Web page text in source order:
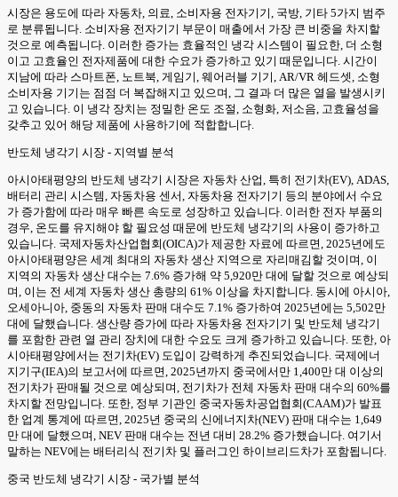
시장은 용도에 따라 자동차, 의료, 소비자용 전자기기, 국방, 기타 5가지 범주
로 분류됩니다. 소비자용 전자기기 부문이 매출에서 가장 큰 비중을 차지할
것으로 예측됩니다. 이러한 증가는 효율적인 냉각 시스템이 필요한, 더 소형
이고 고효율인 전자제품에 대한 수요가 증가하고 있기 때문입니다. 시간이
지남에 따라 스마트폰, 노트북, 게임기, 웨어러블 기기, AR/VR 헤드셋, 소형
소비자용 기기는 점점 더 복잡해지고 있으며, 그 결과 더 많은 열을 발생시키
고 있습니다. 이 냉각 장치는 정밀한 온도 조절, 소형화, 저소음, 고효율성을
갖추고 있어 해당 제품에 사용하기에 적합합니다.
반도체 냉각기 시장 - 지역별 분석
아시아태평양의 반도체 냉각기 시장은 자동차 산업, 특히 전기차(EV), ADAS,
배터리 관리 시스템, 자동차용 센서, 자동차용 전자기기 등의 분야에서 수요
가 증가함에 따라 매우 빠른 속도로 성장하고 있습니다. 이러한 전자 부품의
경우, 온도를 유지해야 할 필요성 때문에 반도체 냉각기의 사용이 증가하고
있습니다. 국제자동차산업협회(OICA)가 제공한 자료에 따르면, 2025년에도
아시아태평양은 세계 최대의 자동차 생산 지역으로 자리매김할 것이며, 이
지역의 자동차 생산 대수는 7.6% 증가해 약 5,920만 대에 달할 것으로 예상되
며, 이는 전 세계 자동차 생산 총량의 61% 이상을 차지합니다. 동시에 아시아,
오세아니아, 중동의 자동차 판매 대수도 7.1% 증가하여 2025년에는 5,502만
대에 달했습니다. 생산량 증가에 따라 자동차용 전자기기 및 반도체 냉각기
를 포함한 관련 열 관리 장치에 대한 수요도 크게 증가하고 있습니다. 또한, 아
시아태평양에서는 전기차(EV) 도입이 강력하게 추진되었습니다. 국제에너
지기구(IEA)의 보고서에 따르면, 2025년까지 중국에서만 1,400만 대 이상의
전기차가 판매될 것으로 예상되며, 전기차가 전체 자동차 판매 대수의 60%를
차지할 전망입니다. 또한, 정부 기관인 중국자동차공업협회(CAAM)가 발표
한 업계 통계에 따르면, 2025년 중국의 신에너지차(NEV) 판매 대수는 1,649
만 대에 달했으며, NEV 판매 대수는 전년 대비 28.2% 증가했습니다. 여기서
말하는 NEV에는 배터리식 전기차 및 플러그인 하이브리드차가 포함됩니다.
중국 반도체 냉각기 시장 - 국가별 분석